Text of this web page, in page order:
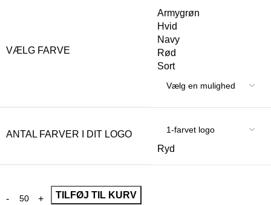
VÆLG FARVE
Armygrøn
Hvid
Navy
Rød
Sort
ANTAL FARVER I DIT LOGO
Ryd
TILFØJ TIL KURV